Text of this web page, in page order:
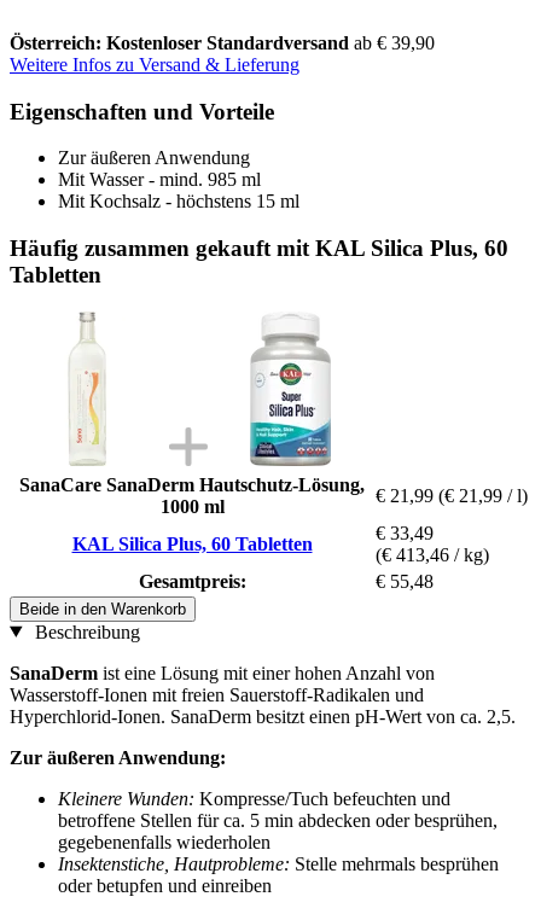
Österreich: Kostenloser Standardversand ab € 39,90
Weitere Infos zu Versand & Lieferung
Eigenschaften und Vorteile
Zur äußeren Anwendung
Mit Wasser - mind. 985 ml
Mit Kochsalz - höchstens 15 ml
Häufig zusammen gekauft mit KAL Silica Plus, 60
Tabletten
SanaCare SanaDerm Hautschutz-Lösung,
1000 ml
€ 21,99 (€ 21,99 / l)
KAL Silica Plus, 60 Tabletten
€ 33,49
(€ 413,46 / kg)
Gesamtpreis:
€ 55,48
Beide in den Warenkorb
Beschreibung
SanaDerm ist eine Lösung mit einer hohen Anzahl von
Wasserstoff-Ionen mit freien Sauerstoff-Radikalen und
Hyperchlorid-Ionen. SanaDerm besitzt einen pH-Wert von ca. 2,5.
Zur äußeren Anwendung:
Kleinere Wunden: Kompresse/Tuch befeuchten und
betroffene Stellen für ca. 5 min abdecken oder besprühen,
gegebenenfalls wiederholen
Insektenstiche, Hautprobleme: Stelle mehrmals besprühen
oder betupfen und einreiben